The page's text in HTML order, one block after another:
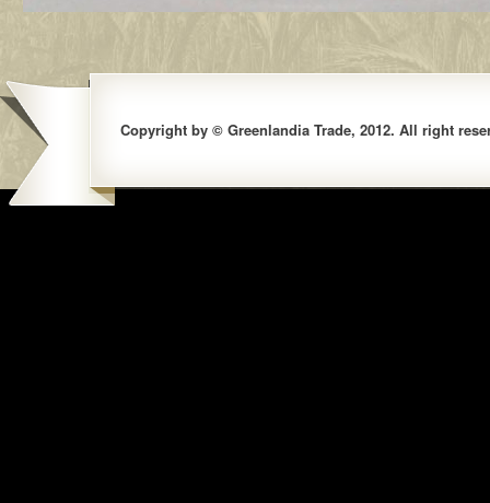
Copyright by © Greenlandia Trade, 2012. All right